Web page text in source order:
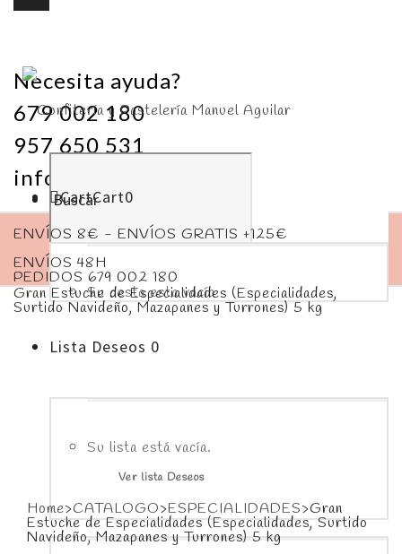
CartCart0
Su cesta esta vacía
Lista Deseos 0
Su lista está vacía.
Ver lista Deseos
Necesita ayuda?
679 002 180
957 650 531
info@pasteleriamanuelaguilar.com
ENVÍOS 8€ - ENVÍOS GRATIS +125€
ENVÍOS 48H
PEDIDOS 679 002 180
Gran Estuche de Especialidades (Especialidades,
Surtido Navideño, Mazapanes y Turrones) 5 kg
RESERVALO - ENVIO 2 DICIEMBRE
Home>CATALOGO>ESPECIALIDADES>Gran
Estuche de Especialidades (Especialidades, Surtido
Navideño, Mazapanes y Turrones) 5 kg